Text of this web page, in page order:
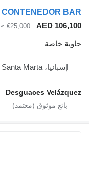
CONTENEDOR BAR
AED 106,100
€25,000
≈ $28,890
حاوية خاصة
إسبانيا، Cubillas de Santa Marta
Desguaces Velázquez